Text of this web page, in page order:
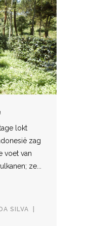
lokt
zag
voet van
ze...
SILVA